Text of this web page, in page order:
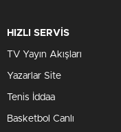
HIZLI SERVİS
TV Yayın Akışları
Yazarlar Site
Tenis İddaa
Basketbol Canlı